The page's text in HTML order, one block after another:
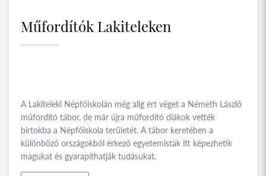
Műfordítók Lakiteleken
A Lakiteleki Népfőiskolán még alig ért véget a Németh László
műfordító tábor, de már újra műfordító diákok vették
birtokba a Népfőiskola területét. A tábor keretében a
különböző országokból érkező egyetemisták itt képezhetik
magukat és gyarapíthatják tudásukat.